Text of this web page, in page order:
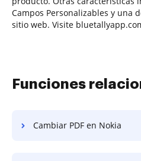
Campos Personalizables y una
sitio web. Visite
Funciones
Cambiar PDF en Nokia